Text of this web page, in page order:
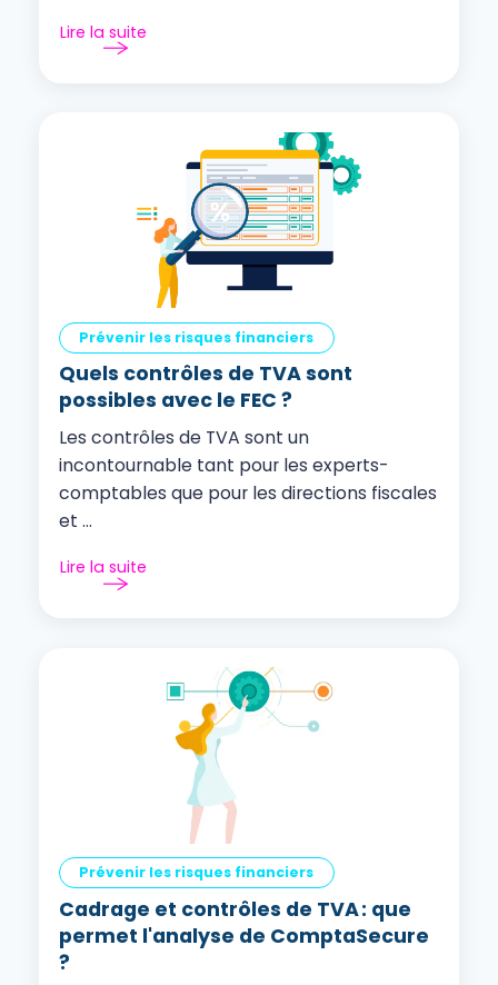
Lire la suite
Prévenir les risques financiers
Quels contrôles de TVA sont
possibles avec le FEC ?
Les contrôles de TVA sont un
incontournable tant pour les experts-
comptables que pour les directions fiscales
et ...
Lire la suite
Prévenir les risques financiers
Cadrage et contrôles de TVA : que
permet l'analyse de ComptaSecure
?